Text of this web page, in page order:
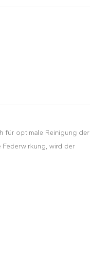
für optimale Reinigung der
Federwirkung, wird der